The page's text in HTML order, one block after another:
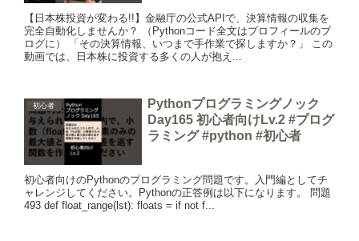
【日本株投資が変わる!!】金融庁の公式APIで、決算情報の収集を
完全自動化しませんか？ （Pythonコード全文はプロフィールのブ
ログに） 「その決算情報、いつまで手作業で探しますか？」 この
動画では、日本株に投資する多くの人が抱え...
初心者
Pythonプログラミングノック
Day165 初心者向けLv.2 #プログ
ラミング #python #初心者
初心者向けのPythonのプログラミング問題です。入門編としてチ
ャレンジしてください。Pythonの正答例は以下になります。 問題
493 def float_range(lst): floats = if not f...